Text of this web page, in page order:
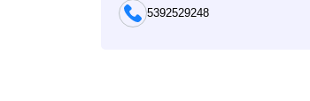
5392529248